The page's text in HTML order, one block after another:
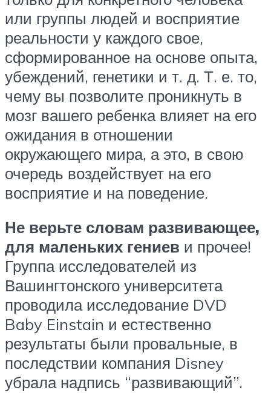
или группы людей и восприятие
реальности у каждого свое,
сформированное на основе опыта,
убеждений, генетики и т. д. Т. е. то,
чему вы позволите проникнуть в
мозг вашего ребенка влияет на его
ожидания в отношении
окружающего мира, а это, в свою
очередь воздействует на его
восприятие и на поведение.
Не верьте словам развивающее,
для маленьких гениев и прочее!
Группа исследователей из
Вашингтонского университета
проводила исследование DVD
Baby Einstain и естественно
результаты были провальные, в
последствии компания Disney
убрала надпись “развивающий”.